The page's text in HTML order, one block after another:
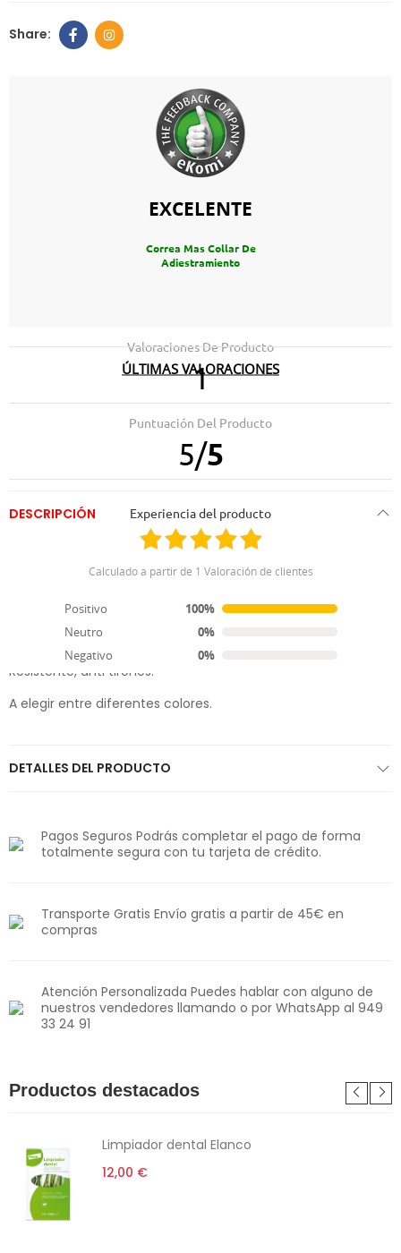
EXCELENTE
Correa Mas Collar De
Adiestramiento
Valoraciones De Producto
1
Puntuación Del Producto
5/5
Experiencia del producto
Calculado a partir de 1 Valoración de clientes
Positivo
100%
Neutro
0%
Negativo
0%
ÚLTIMAS VALORACIONES
DESCRIPCIÓN
Correa Adiestramiento
Cómodo y de fácil uso.
Resistente, anti tirones.
A elegir entre diferentes colores.
DETALLES DEL PRODUCTO
Pagos Seguros Podrás completar el pago de forma
totalmente segura con tu tarjeta de crédito.
Transporte Gratis Envío gratis a partir de 45€ en
compras
Atención Personalizada Puedes hablar con alguno de
nuestros vendedores llamando o por WhatsApp al 949
33 24 91
Productos destacados
Limpiador dental Elanco
12,00 €